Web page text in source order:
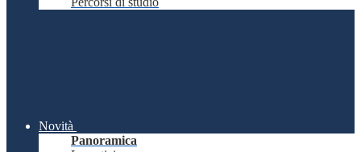
Novità
Panoramica